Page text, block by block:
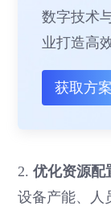
数字技术
业打造高
获取方案
2.优化资源配
设备产能、人